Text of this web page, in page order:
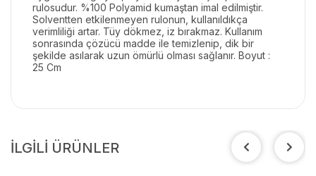
rulosudur. %100 Polyamid kumaştan imal edilmiştir.
Solventten etkilenmeyen rulonun, kullanıldıkça
verimliliği artar. Tüy dökmez, iz bırakmaz. Kullanım
sonrasında çözücü madde ile temizlenip, dik bir
şekilde asılarak uzun ömürlü olması sağlanır. Boyut :
25 Cm
İLGİLİ ÜRÜNLER